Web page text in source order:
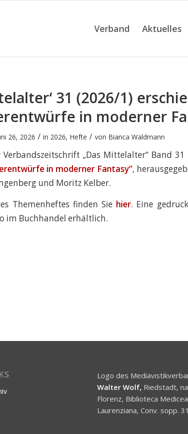
Verband Aktuelles
31 (2026/1)
in moderner
26, 2026 / in 2026, Hefte / von Bianca Waldmann
Verbandszeitschrift „Das Mittelalter“ Band
in moderner Fantasy“,
und Moritz Kelber.
Themenheftes finden Sie hier. Eine
im Buchhandel erhältlich.
Logo des
Walter Wolf, Riedstadt,
Florenz, Biblioteca Medicea
Laurenziana, Conv. sopp.